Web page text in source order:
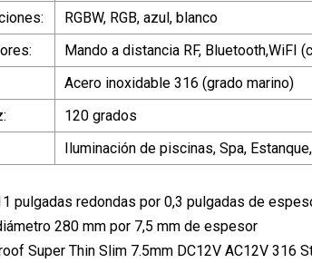
RGBW, RGB, azul, blanco
Mando a distancia RF, Bluetooth,WiFI
Acero inoxidable 316 (grado marino)
120 grados
Iluminación de piscinas, Spa,
pulgadas redondas por 0,3 pulgadas de
280 mm por 7,5 mm de espesor